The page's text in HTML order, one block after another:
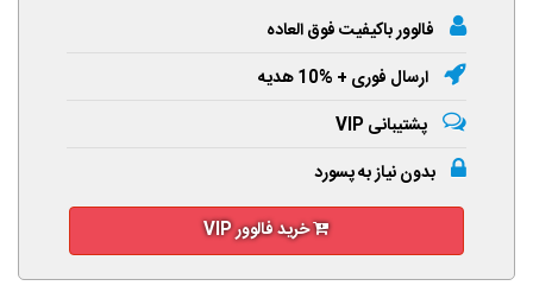
فالوور باکیفیت فوق العاده
ارسال فوری + %10 هدیه
پشتیبانی VIP
بدون نیاز به پسورد
خرید فالوور VIP